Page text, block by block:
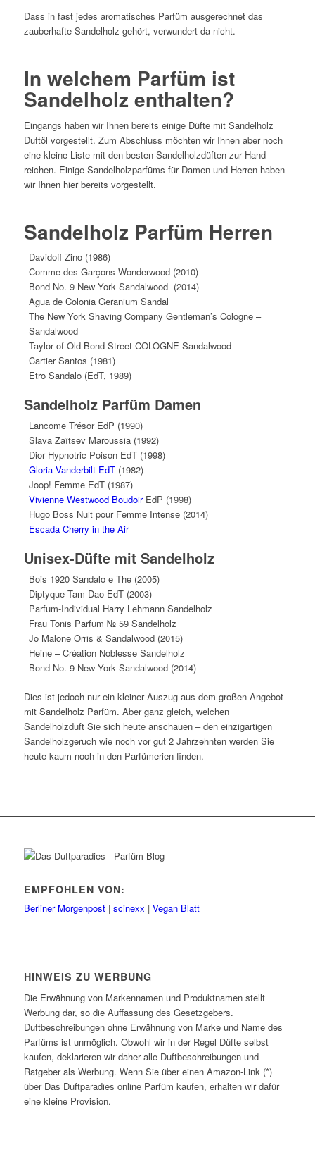
Dass in fast jedes aromatisches Parfüm ausgerechnet das
zauberhafte Sandelholz gehört, verwundert da nicht.
In welchem Parfüm ist
Sandelholz enthalten?
Eingangs haben wir Ihnen bereits einige Düfte mit Sandelholz
Duftöl vorgestellt. Zum Abschluss möchten wir Ihnen aber noch
eine kleine Liste mit den besten Sandelholzdüften zur Hand
reichen. Einige Sandelholzparfüms für Damen und Herren haben
wir Ihnen hier bereits vorgestellt.
Sandelholz Parfüm Herren
Davidoff Zino (1986)
Comme des Garçons Wonderwood (2010)
Bond No. 9 New York Sandalwood (2014)
Agua de Colonia Geranium Sandal
The New York Shaving Company Gentleman’s Cologne –
Sandalwood
Taylor of Old Bond Street COLOGNE Sandalwood
Cartier Santos (1981)
Etro Sandalo (EdT, 1989)
Sandelholz Parfüm Damen
Lancome Trésor EdP (1990)
Slava Zaïtsev Maroussia (1992)
Dior Hypnotric Poison EdT (1998)
Gloria Vanderbilt EdT(1982)
Joop! Femme EdT (1987)
Vivienne Westwood BoudoirEdP (1998)
Hugo Boss Nuit pour Femme Intense (2014)
Escada Cherry in the Air
Unisex-Düfte mit Sandelholz
Bois 1920 Sandalo e The (2005)
Diptyque Tam Dao EdT (2003)
Parfum-Individual Harry Lehmann Sandelholz
Frau Tonis Parfum № 59 Sandelholz
Jo Malone Orris & Sandalwood (2015)
Heine – Création Noblesse Sandelholz
Bond No. 9 New York Sandalwood (2014)
Dies ist jedoch nur ein kleiner Auszug aus dem großen Angebot
mit Sandelholz Parfüm. Aber ganz gleich, welchen
Sandelholzduft Sie sich heute anschauen – den einzigartigen
Sandelholzgeruch wie noch vor gut 2 Jahrzehnten werden Sie
heute kaum noch in den Parfümerien finden.
EMPFOHLEN VON:
Berliner Morgenpost | scinexx | Vegan Blatt
HINWEIS ZU WERBUNG
Die Erwähnung von Markennamen und Produktnamen stellt
Werbung dar, so die Auffassung des Gesetzgebers.
Duftbeschreibungen ohne Erwähnung von Marke und Name des
Parfüms ist unmöglich. Obwohl wir in der Regel Düfte selbst
kaufen, deklarieren wir daher alle Duftbeschreibungen und
Ratgeber als Werbung. Wenn Sie über einen Amazon-Link (*)
über Das Duftparadies online Parfüm kaufen, erhalten wir dafür
eine kleine Provision.